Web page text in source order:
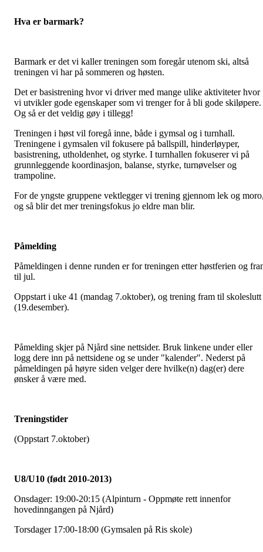
Hva er barmark?
Barmark er det vi kaller treningen som foregår utenom ski, altså
treningen vi har på sommeren og høsten.
Det er basistrening hvor vi driver med mange ulike aktiviteter hvor
vi utvikler gode egenskaper som vi trenger for å bli gode skiløpere.
Og så er det veldig gøy i tillegg!
Treningen i høst vil foregå inne, både i gymsal og i turnhall.
Treningene i gymsalen vil fokusere på ballspill, hinderløyper,
basistrening, utholdenhet, og styrke. I turnhallen fokuserer vi på
grunnleggende koordinasjon, balanse, styrke, turnøvelser og
trampoline.
For de yngste gruppene vektlegger vi trening gjennom lek og
og så blir det mer treningsfokus jo eldre man blir.
Påmelding
Påmeldingen i denne runden er for treningen etter høstferien og
til jul.
Oppstart i uke 41 (mandag 7.oktober), og trening fram til skoleslutt
(19.desember).
Påmelding skjer på Njård sine nettsider. Bruk linkene under eller
logg dere inn på nettsidene og se under "kalender". Nederst på
påmeldingen på høyre siden velger dere hvilke(n) dag(er) dere
ønsker å være med.
Treningstider
(Oppstart 7.oktober)
U8/U10 (født 2010-2013)
Onsdager: 19:00-20:15 (Alpinturn - Oppmøte rett innenfor
hovedinngangen på Njård)
Torsdager 17:00-18:00 (Gymsalen på Ris skole)